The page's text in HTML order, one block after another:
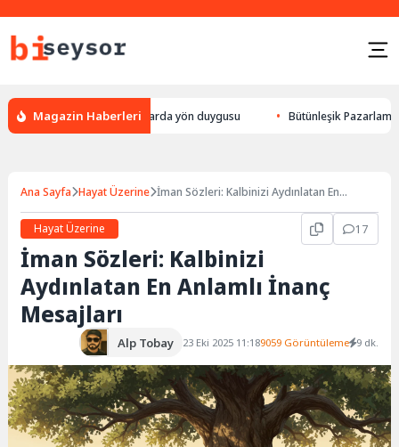
Magazin Haberleri
bulması, hayvanlarda yön duygusu Bütünleşik Pazarlama:
Ana Sayfa Hayat Üzerine İman Sözleri: Kalbinizi Aydınlatan En
Hayat Üzerine
17
İman Sözleri: Kalbinizi
Aydınlatan En Anlamlı İnanç
Mesajları
Alp Tobay 23 Eki 2025 11:189059 Görüntüleme 9 dk.